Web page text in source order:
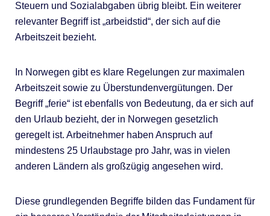
Steuern und Sozialabgaben übrig bleibt. Ein weiterer
relevanter Begriff ist „arbeidstid“, der sich auf die
Arbeitszeit bezieht.
In Norwegen gibt es klare Regelungen zur maximalen
Arbeitszeit sowie zu Überstundenvergütungen. Der
Begriff „ferie“ ist ebenfalls von Bedeutung, da er sich auf
den Urlaub bezieht, der in Norwegen gesetzlich
geregelt ist. Arbeitnehmer haben Anspruch auf
mindestens 25 Urlaubstage pro Jahr, was in vielen
anderen Ländern als großzügig angesehen wird.
Diese grundlegenden Begriffe bilden das Fundament für